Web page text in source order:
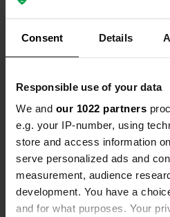
Consent Details
Responsible use of your data
We and our 1022 partners
e.g. your IP-number, using
store and access information
serve personalized ads and
measurement, audience
development. You have a
and for what purposes. Your
Contact
18556, Dranske,
Coordonnées
54° 40' 16" N 13° 17' 20" E
54.6710814 13.2887927
Code du site
109894